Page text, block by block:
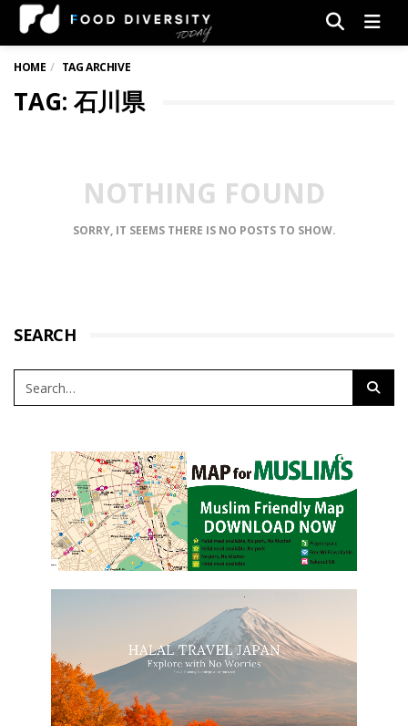
HOME TAG ARCHIVE
TAG: 石川県
NOTHING FOUND
SORRY, IT SEEMS THERE IS NO POSTS TO SHOW.
SEARCH